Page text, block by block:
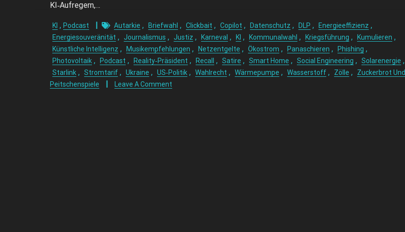
KI‑Aufregern,…
KI , Podcast Autarkie , Briefwahl , Clickbait , Copilot , Datenschutz , DLP , Energieeffizienz ,
Energiesouveränität , Journalismus , Justiz , Karneval , KI , Kommunalwahl , Kriegsführung , Kumulieren ,
Künstliche Intelligenz , Musikempfehlungen , Netzentgelte , Ökostrom , Panaschieren , Phishing ,
Photovoltaik , Podcast , Reality‑Präsident , Recall , Satire , Smart Home , Social Engineering , Solarenergie ,
Starlink , Stromtarif , Ukraine , US‑Politik , Wahlrecht , Wärmepumpe , Wasserstoff , Zölle ,
Zuckerbrot Und
Peitschenspiele
Leave A Comment